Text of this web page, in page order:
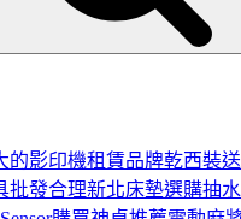
的影印機租賃品牌乾西裝
批發合理新北床墊選購抽